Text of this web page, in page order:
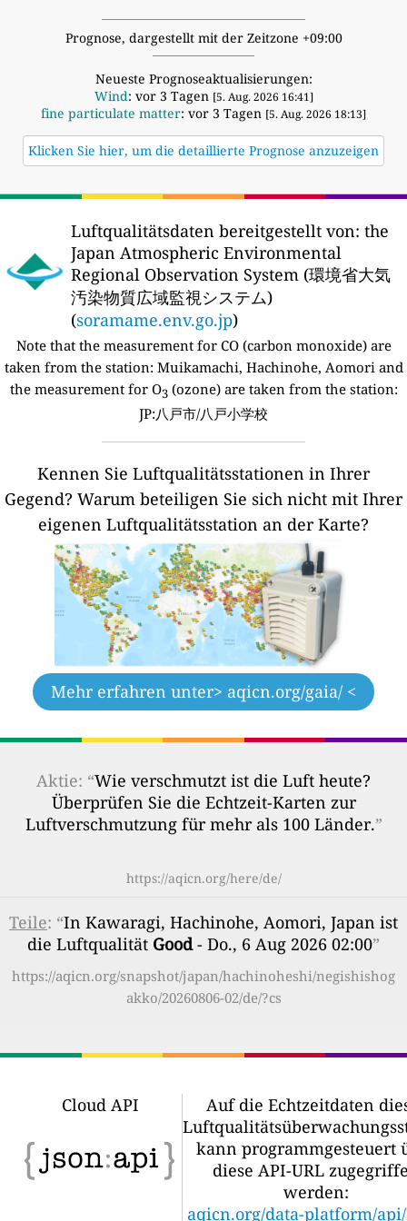
Prognose, dargestellt mit der Zeitzone +09:00
Neueste Prognoseaktualisierungen:
Wind: vor 3 Tagen [5. Aug. 2026 16:41]
fine particulate matter: vor 3 Tagen [5. Aug. 2026 18:13]
Klicken Sie hier, um die detaillierte Prognose anzuzeigen
Luftqualitätsdaten bereitgestellt von: the
Japan Atmospheric Environmental
Regional Observation System (環境省大気
汚染物質広域監視システム)
(soramame.env.go.jp)
Note that the measurement for CO (carbon monoxide) are
taken from the station: Muikamachi, Hachinohe, Aomori and
the measurement for O3(ozone) are taken from the station:
JP:八戸市/八戸小学校
Kennen Sie Luftqualitätsstationen in Ihrer
Gegend? Warum beteiligen Sie sich nicht mit Ihrer
eigenen Luftqualitätsstation an der Karte?
Mehr erfahren unter> aqicn.org/gaia/ <
Aktie: “Wie verschmutzt ist die Luft heute?
Überprüfen Sie die Echtzeit-Karten zur
Luftverschmutzung für mehr als 100 Länder.”
https://aqicn.org/here/de/
Teile: “In Kawaragi, Hachinohe, Aomori, Japan ist
die Luftqualität Good- Do., 6 Aug 2026 02:00”
https://aqicn.org/snapshot/japan/hachinoheshi/negishishog
akko/20260806-02/de/?cs
Cloud API
Auf die Echtzeitdaten
kann programmgesteuert
diese API-URL
werden:
aqicn.org/data-platform/